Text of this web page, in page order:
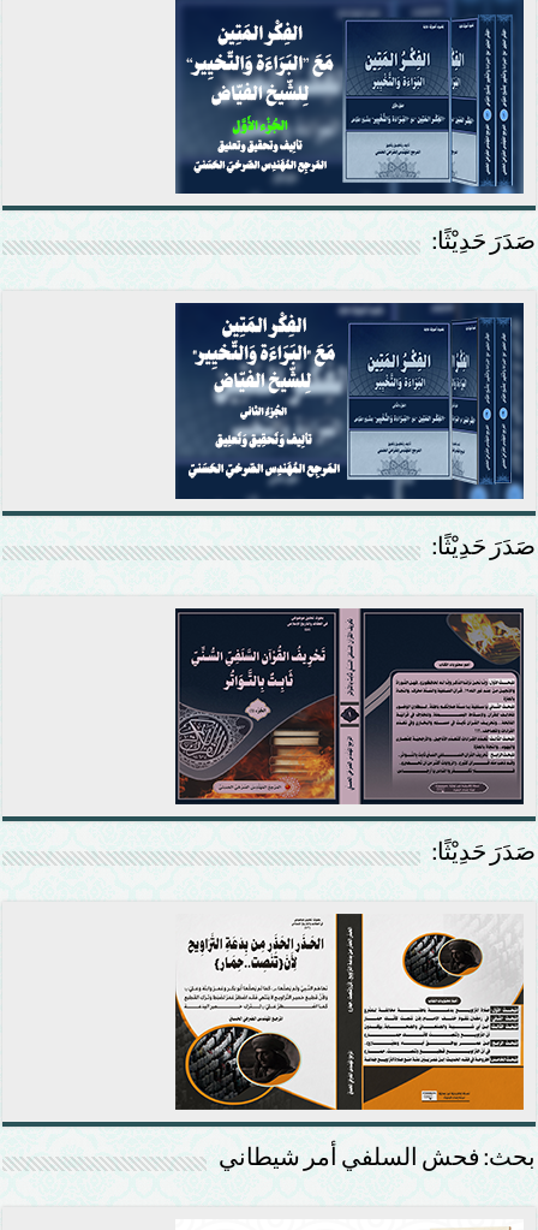
صَدَرَ حَدِيْثًا:
صَدَرَ حَدِيْثًا:
صَدَرَ حَدِيْثًا:
بحث: فحش السلفي أمر شيطاني